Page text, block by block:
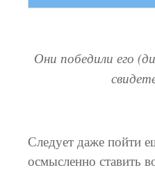
Они победили его
Следует даже пойти
осмысленно ставить